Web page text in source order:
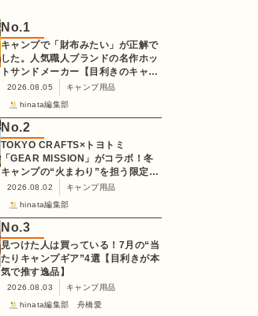
No.1
キャンプで「財布みたい」が正解で
した。人気職人ブランドの名作ホッ
トサンドメーカー【目利きのキャン
プギア】
2026.08.05
キャンプ用品
hinata編集部
No.2
TOKYO CRAFTS×トヨトミ
「GEAR MISSION」がコラボ！冬
キャンプの“火まわり”を担う限定
K3クッキングストーブが登場
2026.08.02
キャンプ用品
hinata編集部
No.3
見つけた人は買っている！7月の“当
たりキャンプギア”4選【目利きが本
気で推す逸品】
2026.08.03
キャンプ用品
hinata編集部 舟橋愛